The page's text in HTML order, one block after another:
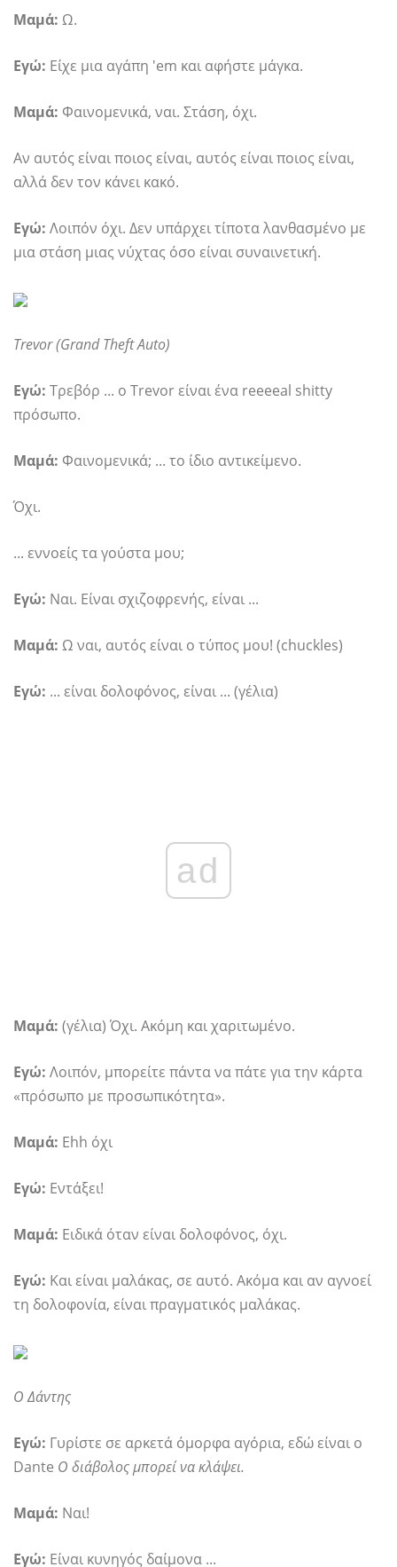
Μαμά: Ω.
Εγώ: Είχε μια αγάπη 'em και αφήστε μάγκα.
Μαμά: Φαινομενικά, ναι. Στάση, όχι.
Αν αυτός είναι ποιος είναι, αυτός είναι ποιος είναι,
αλλά δεν τον κάνει κακό.
Εγώ: Λοιπόν όχι. Δεν υπάρχει τίποτα λανθασμένο με
μια στάση μιας νύχτας όσο είναι συναινετική.
Trevor (Grand Theft Auto)
Εγώ: Τρεβόρ ... ο Trevor είναι ένα reeeeal shitty
πρόσωπο.
Μαμά: Φαινομενικά; ... το ίδιο αντικείμενο.
Όχι.
... εννοείς τα γούστα μου;
Εγώ: Ναι. Είναι σχιζοφρενής, είναι ...
Μαμά: Ω ναι, αυτός είναι ο τύπος μου! (chuckles)
Εγώ: ... είναι δολοφόνος, είναι ... (γέλια)
ad
Μαμά: (γέλια) Όχι. Ακόμη και χαριτωμένο.
Εγώ: Λοιπόν, μπορείτε πάντα να πάτε για την κάρτα
«πρόσωπο με προσωπικότητα».
Μαμά: Ehh όχι
Εγώ: Εντάξει!
Μαμά: Ειδικά όταν είναι δολοφόνος, όχι.
Εγώ: Και είναι μαλάκας, σε αυτό. Ακόμα και αν αγνοεί
τη δολοφονία, είναι πραγματικός μαλάκας.
Ο Δάντης
Εγώ: Γυρίστε σε αρκετά όμορφα αγόρια, εδώ είναι ο
Dante Ο διάβολος μπορεί να κλάψει.
Μαμά: Ναι!
Εγώ: Είναι κυνηγός δαίμονα ...